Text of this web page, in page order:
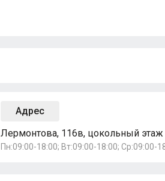
Адрес
Лермонтова, 116в, цокольный этаж
Пн:09:00-18:00; Вт:09:00-18:00; Ср:09:00-